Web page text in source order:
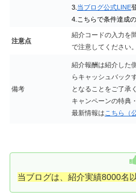
3. 当ブログ公式LINE
4.こちらで条件達成
注意点
紹介コードの入力を
で注意してください。
備考
紹介報酬は紹介した
らキャッシュバック
となることをご了承
キャンペーンの特典
最新情報は こちら（
当ブログは、紹介実績8000名